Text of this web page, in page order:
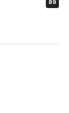
89